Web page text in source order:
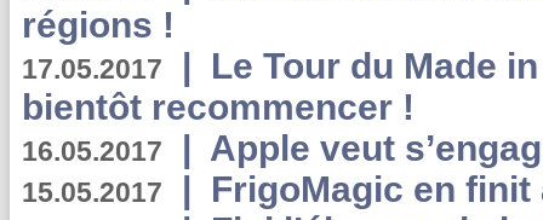
régions !
17.05.2017 | Le Tour du Made
bientôt recommencer !
16.05.2017 | Apple veut
15.05.2017 | FrigoMagic en